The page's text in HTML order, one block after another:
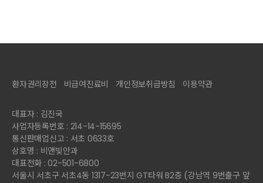
환자권리장전 비급여진료비 개인정보취급방침 이용약관
대표자 : 김진국
사업자등록번호 : 214-14-15695
통신판매업신고 : 서초 0633호
상호명 : 비앤빛안과
대표전화 : 02-501-6800
서울시 서초구 서초4동 1317-23번지 GT타워 B2층 (강남역 9번출구 앞